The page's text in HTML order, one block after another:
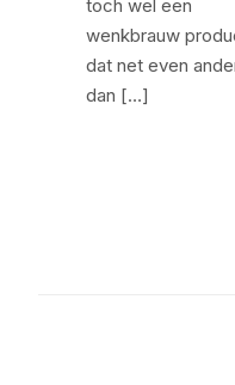
toch wel een
wenkbrauw
dat net even
dan […]